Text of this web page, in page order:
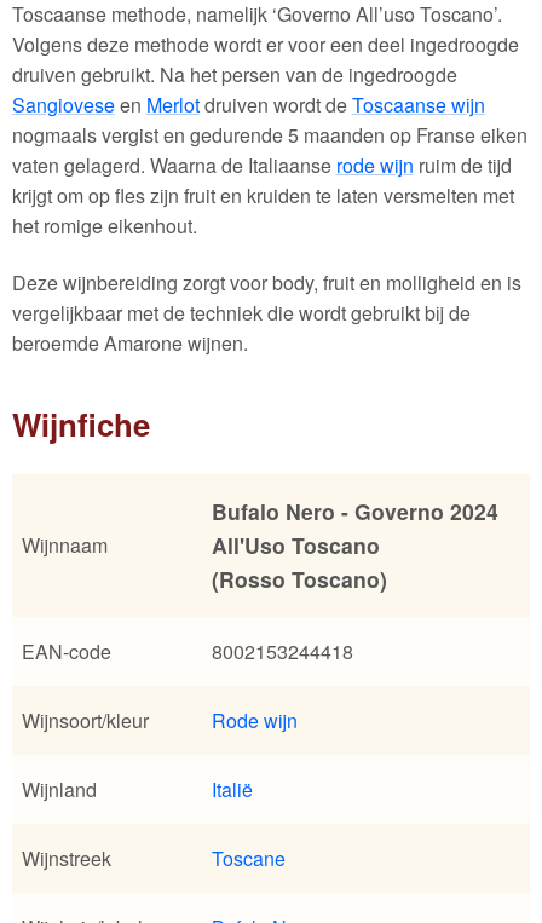
Toscaanse methode, namelijk ‘Governo All’uso Toscano’.
Volgens deze methode wordt er voor een deel ingedroogde
druiven gebruikt. Na het persen van de ingedroogde
Sangioveseen Merlotdruiven wordt deToscaanse wijn
nogmaals vergist en gedurende 5 maanden op Franse eiken
vaten gelagerd. Waarna de Italiaanse rode wijn ruim de tijd
krijgt om op fles zijn fruit en kruiden te laten versmelten met
het romige eikenhout.
Deze wijnbereiding zorgt voor body, fruit en molligheid en is
vergelijkbaar met de techniek die wordt gebruikt bij de
beroemde Amarone wijnen.
Wijnfiche
Wijnnaam
Bufalo Nero - Governo 2024
All'Uso Toscano
(Rosso Toscano)
EAN-code 8002153244418
Wijnsoort/kleur Rode wijn
Wijnland Italië
Wijnstreek Toscane